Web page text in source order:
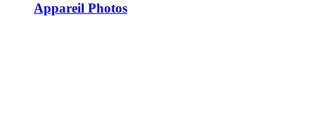
Appareil Photos